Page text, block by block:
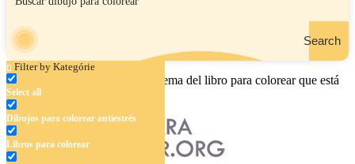
Search
Filter by Kategórie
Select all
Dibujos para colorear antiestrés
Libros para colorear
Ingrese el nombre, el área o el tema del libro para colorear que está
buscando.